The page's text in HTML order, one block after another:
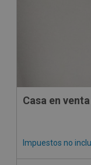
Casa en
Impuestos no